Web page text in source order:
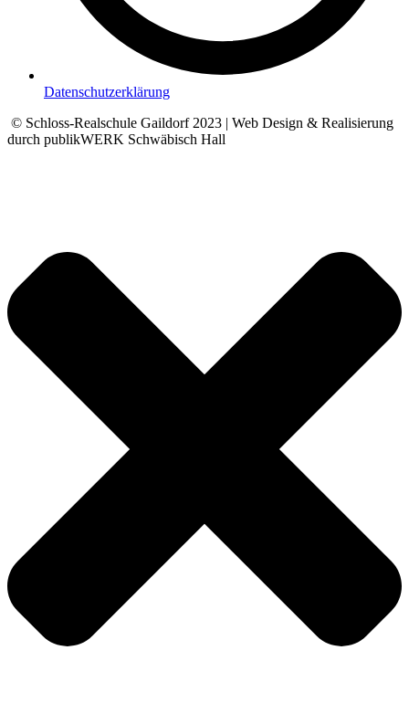
Datenschutzerklärung
© Schloss-Realschule Gaildorf 2023 | Web Design & Realisierung
durch publikWERK Schwäbisch Hall